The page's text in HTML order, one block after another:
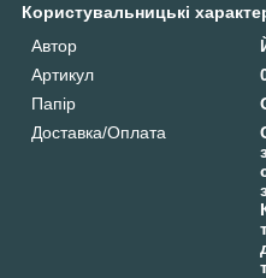
Користувальницькі
Автор
Артикул
Папір
Доставка/Оплата